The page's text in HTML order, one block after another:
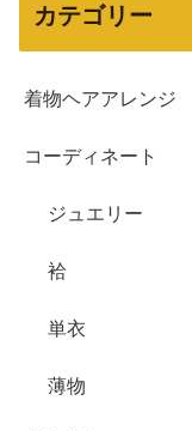
カテゴリー
着物ヘアアレンジ
コーディネート
ジュエリー
袷
単衣
薄物